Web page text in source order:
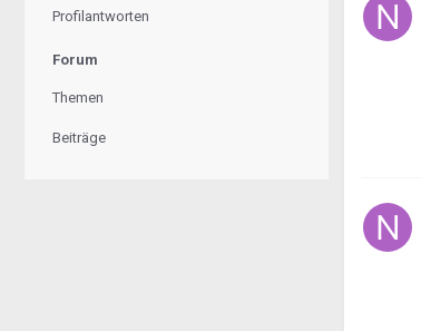
Profilantworten
Forum
Themen
Beiträge